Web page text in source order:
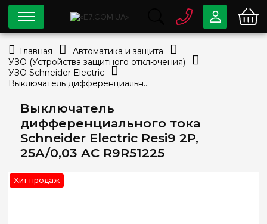
Выключатель
дифференциального тока
Schneider Electric Resi9 2P,
25A/0,03 AC R9R51225
Хит продаж
0 800 33-63-07
Бесплатно
info@e7.com.ua
044
Главная
Автоматика и защита
УЗО (Устройства защитного отключения)
УЗО Schneider Electric
Выключатель дифференциального тока Schneider Electric Resi9 2P, 25A/0,03 AC R9R51225